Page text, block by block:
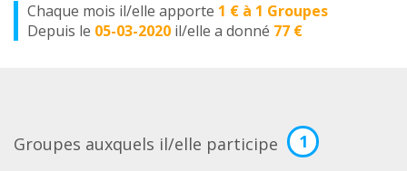
Chaque mois il/elle apporte 1 € à 1 Groupes
Depuis le 05-03-2020 il/elle a donné 77 €
Groupes auxquels il/elle participe 1